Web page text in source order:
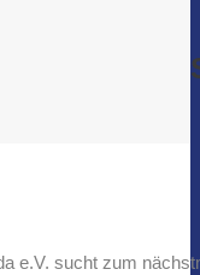
e.V. sucht zum